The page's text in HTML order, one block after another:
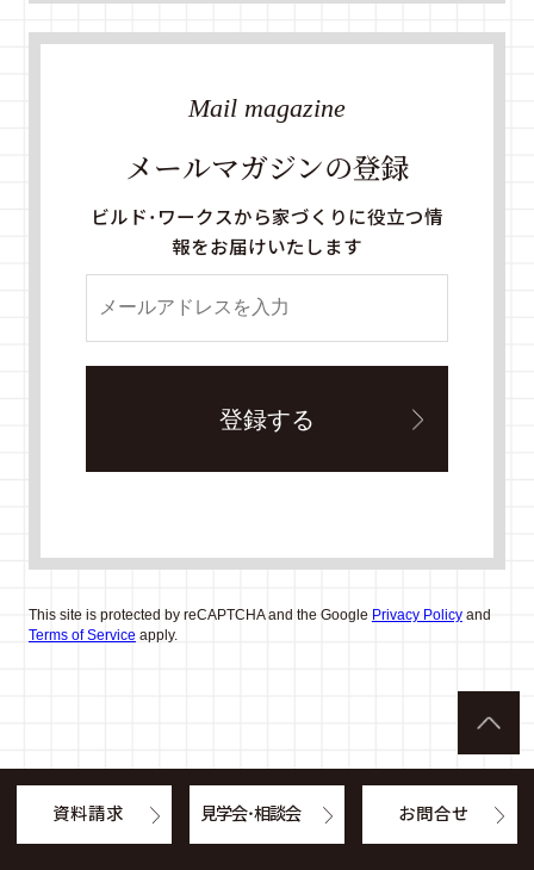
メールマガジンの登録
Mail magazine
ビルド・ワークスから家づくりに役立つ情
報をお届けいたします
This site is protected by reCAPTCHA and the Google Privacy Policyand
Terms of Service apply.
資料請求 見学会・相談会 お問合せ